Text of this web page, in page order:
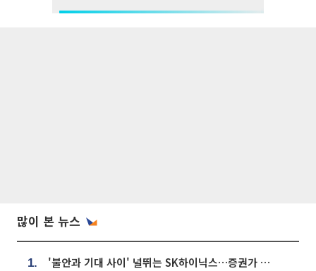
많이 본 뉴스
1. '불안과 기대 사이' 널뛰는 SK하이닉스…증권가 "HBM4·LTA 기반 펀터멘털 견고"